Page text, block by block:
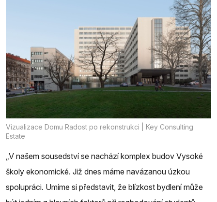
Vizualizace Domu Radost po rekonstrukci | Key Consulting
Estate
„V našem sousedství se nachází komplex budov Vysoké
školy ekonomické. Již dnes máme navázanou úzkou
spolupráci. Umíme si představit, že blízkost bydlení může